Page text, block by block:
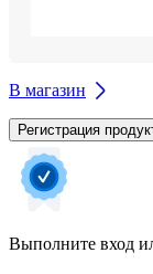
В магазин
Регистрация
Выполните вход